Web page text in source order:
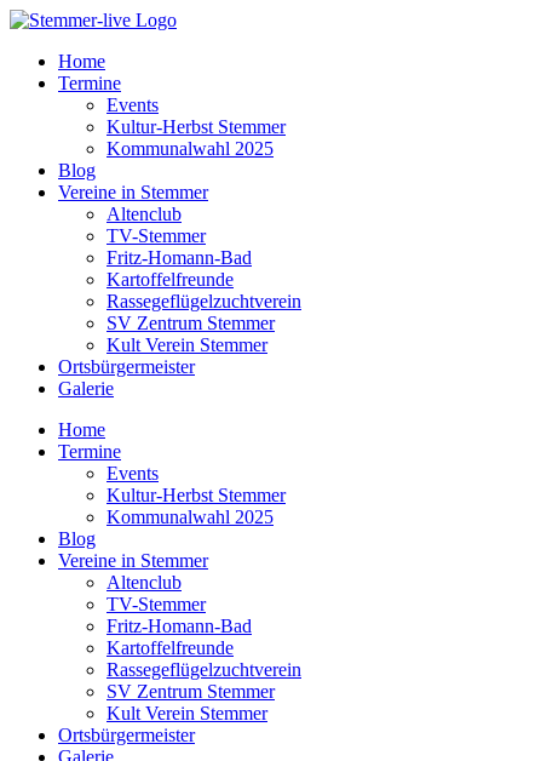
Home
Termine
Events
Kultur-Herbst Stemmer
Kommunalwahl 2025
Blog
Vereine in Stemmer
Altenclub
TV-Stemmer
Fritz-Homann-Bad
Kartoffelfreunde
Rassegeflügelzuchtverein
SV Zentrum Stemmer
Kult Verein Stemmer
Ortsbürgermeister
Galerie
Home
Termine
Events
Kultur-Herbst Stemmer
Kommunalwahl 2025
Blog
Vereine in Stemmer
Altenclub
TV-Stemmer
Fritz-Homann-Bad
Kartoffelfreunde
Rassegeflügelzuchtverein
SV Zentrum Stemmer
Kult Verein Stemmer
Ortsbürgermeister
Galerie